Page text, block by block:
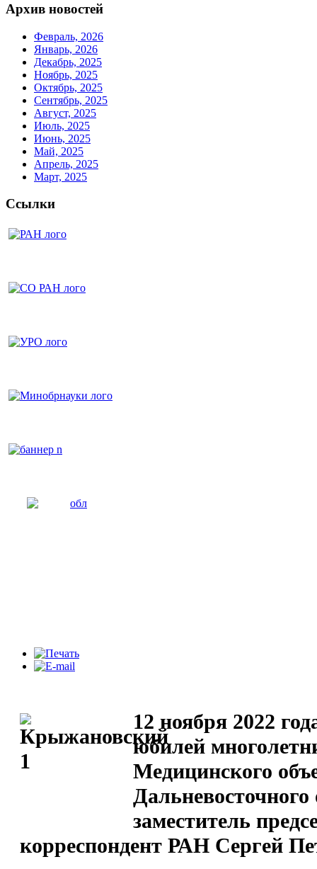
Архив новостей
Февраль, 2026
Январь, 2026
Декабрь, 2025
Ноябрь, 2025
Октябрь, 2025
Сентябрь, 2025
Август, 2025
Июль, 2025
Июнь, 2025
Май, 2025
Апрель, 2025
Март, 2025
Ссылки
12 ноября 2022
юбилей
Медицинского
заместитель
корреспондент РАН Сергей